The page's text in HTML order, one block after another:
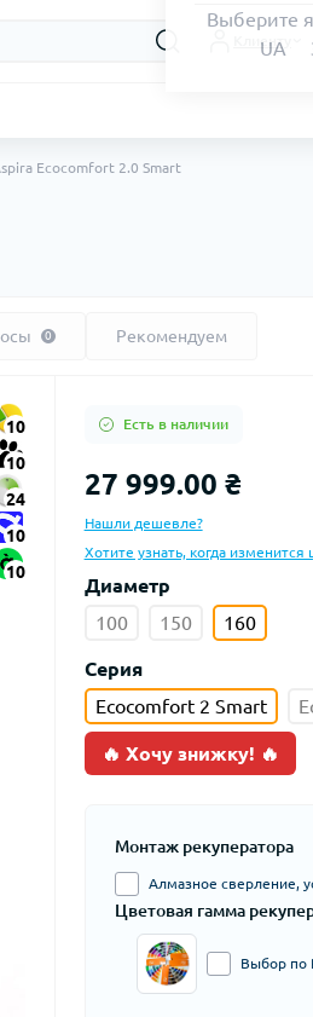
Клиенту
Ecocomfort 2.0 Smart
0 Рекомендуем
10
10
24
10
10
Есть в наличии
27 999.00 ₴
Нашли дешевле?
Хотите узнать, когда изменится
Диаметр
100
150 160
Серия
Ecocomfort 2 Smart
🔥 Хочу знижку! 🔥
Монтаж рекуператора
Алмазное сверление,
Цветовая гамма
Выбор по
Выберите
UA